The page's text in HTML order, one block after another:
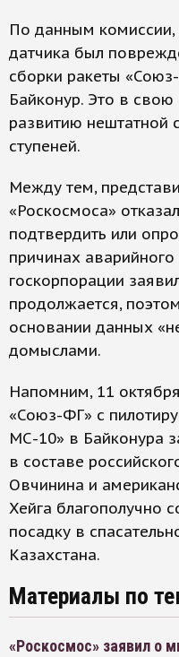
По данным
датчика был
сборки ракеты
Байконур. Это в
развитию нештатной
ступеней.
Между тем,
«Роскосмоса»
подтвердить или
причинах
госкорпорации
продолжается,
основании данных
домыслами.
Напомним, 11
«Союз-ФГ» с
МС-10» в Байконура
в составе
Овчинина и
Хейга благополучно
посадку в
Казахстана.
Материалы по
«Роскосмос» заявил о